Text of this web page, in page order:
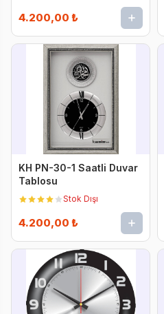
4.200,00 ₺
KH PN-30-1 Saatli Duvar
Tablosu
Stok Dışı
4.200,00 ₺